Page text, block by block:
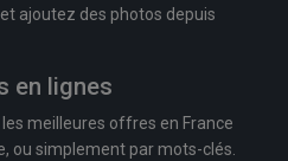
ajoutez des photos depuis
en lignes
meilleures offres en France
ou simplement par mots-clés.